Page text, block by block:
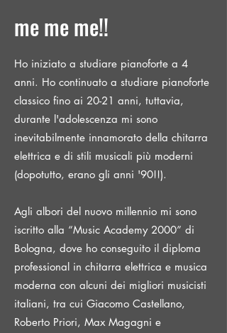
me me me!!
Ho iniziato a studiare pianoforte a 4
anni. Ho continuato a studiare pianoforte
classico fino ai 20-21 anni, tuttavia,
durante l'adolescenza mi sono
inevitabilmente innamorato della chitarra
elettrica e di stili musicali più moderni
(dopotutto, erano gli anni '90!!).
Agli albori del nuovo millennio mi sono
iscritto alla “Music Academy 2000” di
Bologna, dove ho conseguito il diploma
professional in chitarra elettrica e musica
moderna con alcuni dei migliori musicisti
italiani, tra cui Giacomo Castellano,
Roberto Priori, Max Magagni e